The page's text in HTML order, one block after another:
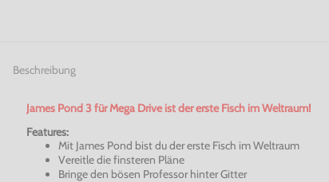
Beschreibung
James Pond 3 für Mega Drive ist der erste Fisch im Weltraum!
Features:
Mit James Pond bist du der erste Fisch im Weltraum
Vereitle die finsteren Pläne
Bringe den bösen Professor hinter Gitter